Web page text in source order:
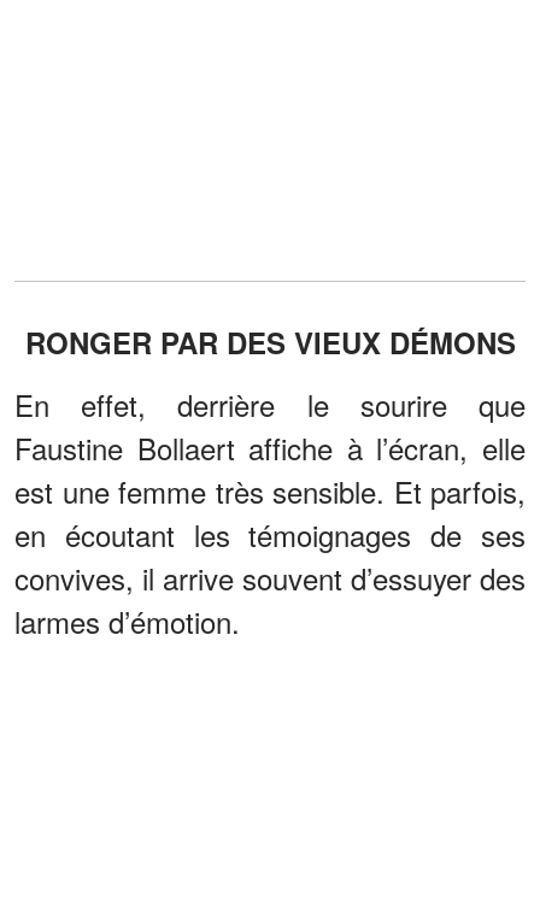
RONGER PAR DES VIEUX DÉMONS
En effet, derrière le sourire que
Faustine Bollaert affiche à l’écran, elle
est une femme très sensible. Et parfois,
en écoutant les témoignages de ses
convives, il arrive souvent d’essuyer des
larmes d’émotion.